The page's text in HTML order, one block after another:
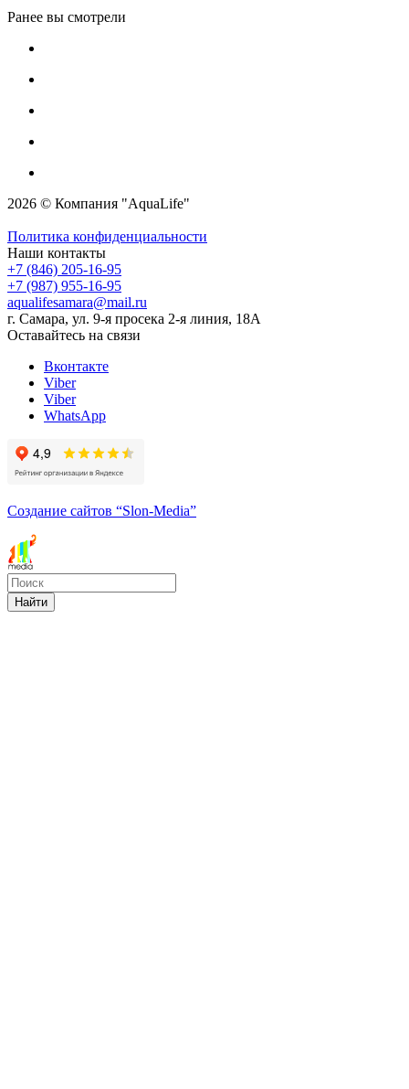
Ранее вы смотрели
2026 © Компания "AquaLife"
Политика конфиденциальности
Наши контакты
+7 (846) 205-16-95
+7 (987) 955-16-95
aqualifesamara@mail.ru
г. Самара, ул. 9-я просека 2-я линия, 18А
Оставайтесь на связи
Вконтакте
Viber
Viber
WhatsApp
Создание сайтов “Slon-Media”
Найти